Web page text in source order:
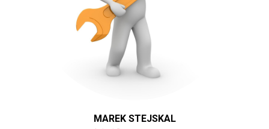
MAREK STEJSKAL